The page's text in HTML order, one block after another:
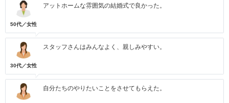
50代／女性
アットホームな雰囲気の結婚式で良かった。
30代／女性
スタッフさんはみんなよく、親しみやすい。
自分たちのやりたいことをさせてもらえた。